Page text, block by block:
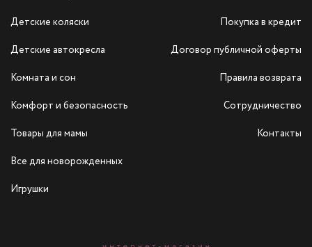
Детские коляски
Детские автокресла
Комната и сон
Комфорт и безопасность
Товары для мамы
Все для новорожденных
Игрушки
Покупка в кредит
Договор публичной оферты
Правила возврата
Сотрудничество
Контакты